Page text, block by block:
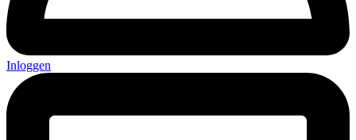
Inloggen